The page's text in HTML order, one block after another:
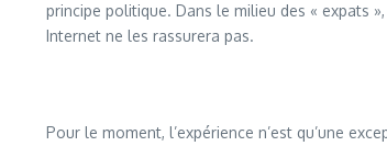
principe politique. Dans le milieu des « expats
Internet ne les rassurera pas.
Pour le moment, l’expérience n’est qu’une